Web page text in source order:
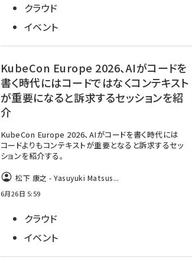
クラウド
イベント
KubeCon Europe 2026、AIがコードを
書く時代にはコードではなくコンテキスト
が重要になると訴求するセッションを紹
介
KubeCon Europe 2026、AIがコードを書く時代には
コードよりもコンテキストが重要となると訴求するセッ
ションを紹介する。
松下 康之 - Yasuyuki Matsus...
6月26日 5:59
クラウド
イベント